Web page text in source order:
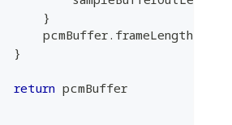
}
pcmBuffer
. frameLength
}
return pcmBuffer